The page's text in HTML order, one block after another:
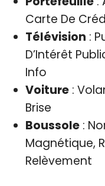
Carte De
Télévision :
D’Intérêt
Info
Voiture:
Brise
Boussole:
Magnétique,
Relèvement